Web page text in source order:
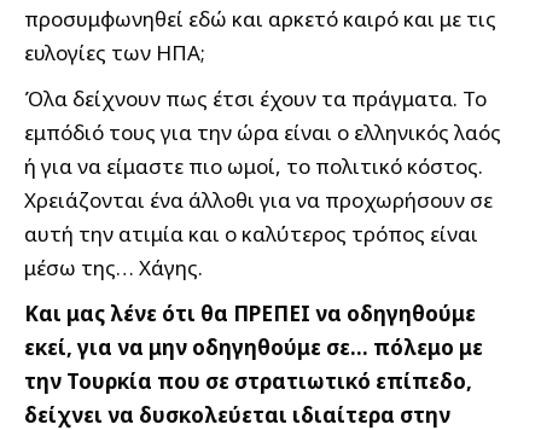
προσυμφωνηθεί εδώ και αρκετό καιρό και με τις
ευλογίες των ΗΠΑ;
Όλα δείχνουν πως έτσι έχουν τα πράγματα. Το
εμπόδιό τους για την ώρα είναι ο ελληνικός λαός
ή για να είμαστε πιο ωμοί, το πολιτικό κόστος.
Χρειάζονται ένα άλλοθι για να προχωρήσουν σε
αυτή την ατιμία και ο καλύτερος τρόπος είναι
μέσω της… Χάγης.
Και μας λένε ότι θα ΠΡΕΠΕΙ να οδηγηθούμε
εκεί, για να μην οδηγηθούμε σε… πόλεμο με
την Τουρκία που σε στρατιωτικό επίπεδο,
δείχνει να δυσκολεύεται ιδιαίτερα στην